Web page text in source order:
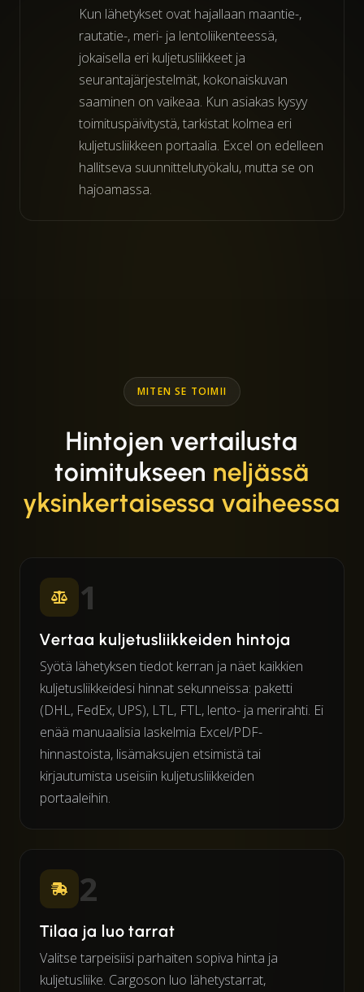
Kun lähetykset ovat hajallaan maantie-,
rautatie-, meri- ja lentoliikenteessä,
jokaisella eri kuljetusliikkeet ja
seurantajärjestelmät, kokonaiskuvan
saaminen on vaikeaa. Kun asiakas kysyy
toimituspäivitystä, tarkistat kolmea eri
kuljetusliikkeen portaalia. Excel on edelleen
hallitseva suunnittelutyökalu, mutta se on
hajoamassa.
MITEN SE TOIMII
Hintojen vertailusta
toimitukseen neljässä
yksinkertaisessa vaiheessa
1
Vertaa kuljetusliikkeiden hintoja
Syötä lähetyksen tiedot kerran ja näet kaikkien
kuljetusliikkeidesi hinnat sekunneissa: paketti
(DHL, FedEx, UPS), LTL, FTL, lento- ja merirahti. Ei
enää manuaalisia laskelmia Excel/PDF-
hinnastoista, lisämaksujen etsimistä tai
kirjautumista useisiin kuljetusliikkeiden
portaaleihin.
2
Tilaa ja luo tarrat
Valitse tarpeisiisi parhaiten sopiva hinta ja
kuljetusliike. Cargoson luo lähetystarrat,